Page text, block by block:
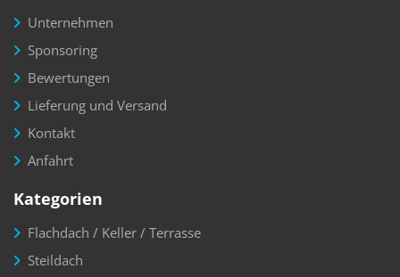
Unternehmen
Sponsoring
Bewertungen
Lieferung und Versand
Kontakt
Anfahrt
Kategorien
Flachdach / Keller / Terrasse
Steildach